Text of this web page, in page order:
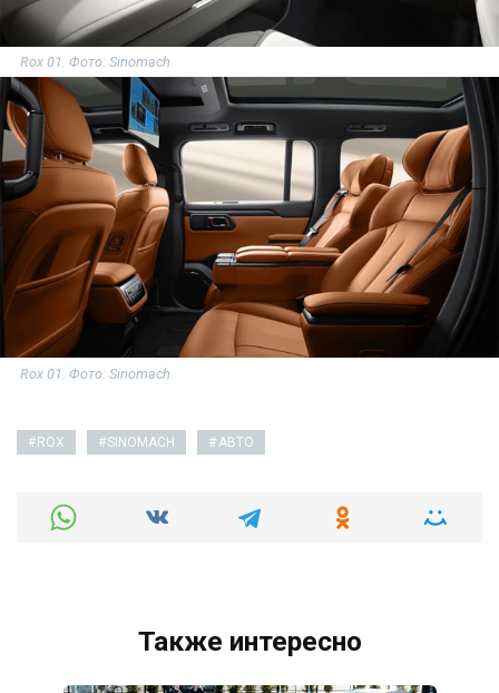
Rox 01. Фото: Sinomach
Rox 01. Фото: Sinomach
ROX SINOMACH АВТО
Также интересно